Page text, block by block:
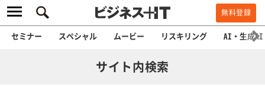
無料登録
セミナー スペシャル ムービー リスキリング AI・生成AI
サイト内検索